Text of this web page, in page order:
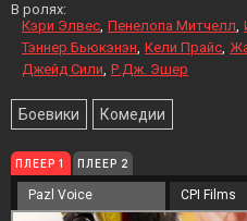
В ролях:
Кэри Элвес Пенелопа Митчелл
Тэннер Бьюкэнэн Кели Прайс
Джейд Сили Р.Дж. Эшер
Боевики Комедии
ПЛЕЕР 1 ПЛЕЕР 2
Pazl Voice CPI Films